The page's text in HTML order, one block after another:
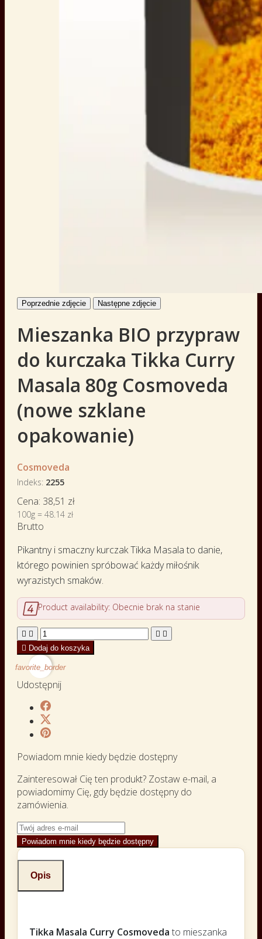
Poprzednie zdjęcie Następne zdjęcie
Mieszanka BIO przypraw
do kurczaka Tikka Curry
Masala 80g Cosmoveda
(nowe szklane
opakowanie)
Cosmoveda
Indeks 2255
Cena: 38,51 zł
100g = 48.14 zł
Brutto
Pikantny i smaczny kurczak Tikka Masala to danie,
którego powinien spróbować każdy miłośnik
wyrazistych smaków.
Product availability: Obecnie brak na stanie
   
 Dodaj do koszyka
favorite_border
Udostępnij
Powiadom mnie kiedy będzie dostępny
Zainteresował Cię ten produkt? Zostaw e-mail, a
powiadomimy Cię, gdy będzie dostępny do
zamówienia.
Powiadom mnie kiedy będzie dostępny
Opis
Tikka Masala Curry Cosmoveda to mieszanka